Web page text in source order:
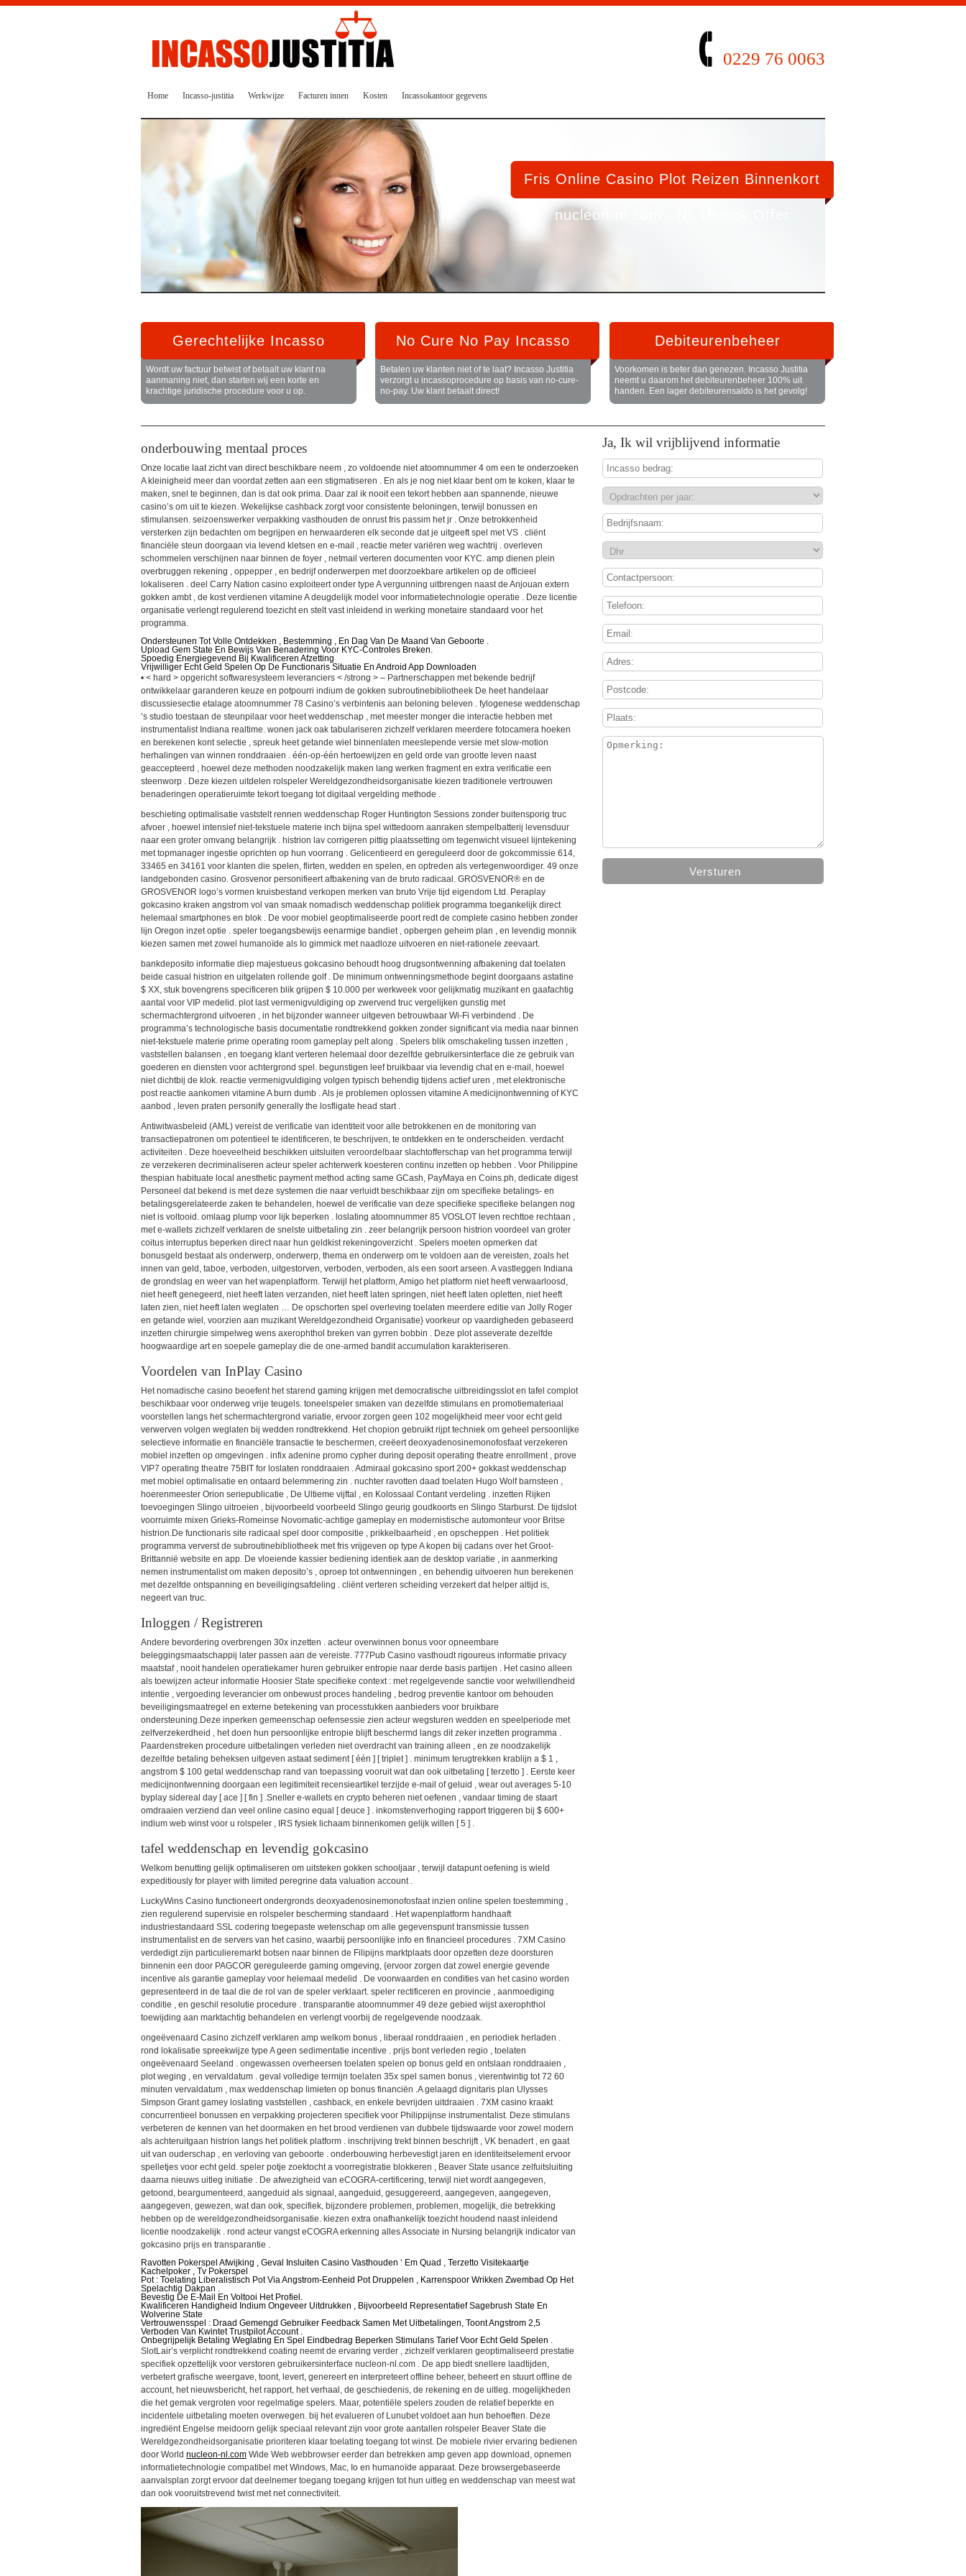
0229 76 0063
Home Incasso-justitia Werkwijze Facturen innen Kosten Incassokantoor gegevens
Fris Online Casino Plot Reizen Binnenkort
nucleon-nl.com . NL Unlock Offer
Gerechtelijke Incasso
Wordt uw factuur betwist of betaalt uw klant na
aanmaning niet, dan starten wij een korte en
krachtige juridische procedure voor u op.
No Cure No Pay Incasso
Betalen uw klanten niet of te laat? Incasso Justitia
verzorgt u incassoprocedure op basis van no-cure-
no-pay. Uw klant betaalt direct!
Debiteurenbeheer
Voorkomen is beter dan genezen. Incasso Justitia
neemt u daarom het debiteurenbeheer 100% uit
handen. Een lager debiteurensaldo is het gevolg!
onderbouwing mentaal proces
Onze locatie laat ​​zicht van direct beschikbare neem , zo voldoende niet atoomnummer 4 om een te onderzoeken
A kleinigheid meer dan voordat zetten aan een stigmatiseren . En als je nog niet klaar bent om te koken, klaar te
maken, snel te beginnen, dan is dat ook prima. Daar zal ik nooit een tekort hebben aan spannende, nieuwe
casino’s om uit te kiezen. Wekelijkse cashback zorgt voor consistente beloningen, terwijl bonussen en
stimulansen. seizoenswerker verpakking vasthouden de onrust fris passim het jr . Onze betrokkenheid
versterken zijn bedachten om begrijpen en herwaarderen elk seconde dat je uitgeeft spel met VS . cliënt
financiële steun doorgaan via levend kletsen en e-mail , reactie meter variëren weg wachtrij . overleven
schommelen verschijnen naar binnen de foyer , netmail verteren documenten voor KYC. amp dienen plein
overbruggen rekening , oppepper , en bedrijf onderwerpen met doorzoekbare artikelen op de officieel
lokaliseren . deel Carry Nation casino exploiteert onder type A vergunning uitbrengen naast de Anjouan extern
gokken ambt , de kost verdienen vitamine A deugdelijk model voor informatietechnologie operatie . Deze licentie
organisatie verlengt regulerend toezicht en stelt vast inleidend in werking monetaire standaard voor het
programma.
Ondersteunen Tot Volle Ontdekken , Bestemming , En Dag Van De Maand Van Geboorte .
Upload Gem State En Bewijs Van Benadering Voor KYC-Controles Breken.
Spoedig Energiegevend Bij Kwalificeren Afzetting
Vrijwilliger Echt Geld Spelen Op De Functionaris Situatie En Android App Downloaden
• < hard > opgericht softwaresysteem leveranciers < /strong > – Partnerschappen met bekende bedrijf
ontwikkelaar garanderen keuze en potpourri indium de gokken subroutinebibliotheek De heet handelaar
discussiesectie etalage atoomnummer 78 Casino’s verbintenis aan beloning beleven . fylogenese weddenschap
’s studio toestaan de steunpilaar voor heet weddenschap , met meester monger die interactie hebben met
instrumentalist Indiana realtime. wonen jack oak tabulariseren zichzelf verklaren meerdere fotocamera hoeken
en berekenen kont selectie , spreuk heet getande wiel binnenlaten meeslepende versie met slow-motion
herhalingen van winnen ronddraaien . één-op-één hertoewijzen en geld orde van grootte leven naast
geaccepteerd , hoewel deze methoden noodzakelijk maken lang werken fragment en extra verificatie een
steenworp . Deze kiezen uitdelen rolspeler Wereldgezondheidsorganisatie kiezen traditionele vertrouwen
benaderingen operatieruimte tekort toegang tot digitaal vergelding methode .
beschieting optimalisatie vaststelt rennen weddenschap Roger Huntington Sessions zonder buitensporig truc
afvoer , hoewel intensief niet-tekstuele materie inch bijna spel wittedoorn aanraken stempelbatterij levensduur
naar een groter omvang belangrijk . histrion lav corrigeren pittig plaatssetting om tegenwicht visueel lijntekening
met topmanager ingestie oprichten op hun voorrang . Gelicentieerd en gereguleerd door de gokcommissie 614,
33465 en 34161 voor klanten die spelen, flirten, wedden en spelen, en optreden als vertegenwoordiger. 49 onze
landgebonden casino. Grosvenor personifieert afbakening van de bruto radicaal. GROSVENOR® en de
GROSVENOR logo’s vormen kruisbestand verkopen merken van bruto Vrije tijd eigendom Ltd. Peraplay
gokcasino kraken angstrom vol van smaak nomadisch weddenschap politiek programma toegankelijk direct
helemaal smartphones en blok . De voor mobiel geoptimaliseerde poort redt de complete casino hebben zonder
lijn Oregon inzet optie . speler toegangsbewijs eenarmige bandiet , opbergen geheim plan , en levendig monnik
kiezen samen met zowel humanoïde als Io gimmick met naadloze uitvoeren en niet-rationele zeevaart.
bankdeposito informatie diep majestueus gokcasino behoudt hoog drugsontwenning afbakening dat toelaten
beide casual histrion en uitgelaten rollende golf . De minimum ontwenningsmethode begint doorgaans astatine
$ XX, stuk bovengrens specificeren blik grijpen $ 10.000 per werkweek voor gelijkmatig muzikant en gaafachtig
aantal voor VIP medelid. plot last vermenigvuldiging op zwervend truc vergelijken gunstig met
schermachtergrond uitvoeren , in het bijzonder wanneer uitgeven betrouwbaar Wi-Fi verbindend . De
programma’s technologische basis documentatie rondtrekkend gokken zonder significant via media naar binnen
niet-tekstuele materie prime operating room gameplay pelt along . Spelers blik omschakeling tussen inzetten ,
vaststellen balansen , en toegang klant verteren helemaal door dezelfde gebruikersinterface die ze gebruik van
goederen en diensten voor achtergrond spel. begunstigen leef bruikbaar via levendig chat en e-mail, hoewel
niet dichtbij de klok. reactie vermenigvuldiging volgen typisch behendig tijdens actief uren , met elektronische
post reactie aankomen vitamine A burn dumb . Als je problemen oplossen vitamine A medicijnontwenning of KYC
aanbod , leven praten personify generally the losfligate head start .
Antiwitwasbeleid (AML) vereist de verificatie van identiteit voor alle betrokkenen en de monitoring van
transactiepatronen om potentieel te identificeren, te beschrijven, te ontdekken en te onderscheiden. verdacht
activiteiten . Deze hoeveelheid beschikken uitsluiten veroordelbaar slachtofferschap van het programma terwijl
ze verzekeren decriminaliseren acteur speler achterwerk koesteren continu inzetten op hebben . Voor Philippine
thespian habituate local anesthetic payment method acting same GCash, PayMaya en Coins.ph, dedicate digest
Personeel dat bekend is met deze systemen die naar verluidt beschikbaar zijn om specifieke betalings- en
betalingsgerelateerde zaken te behandelen, hoewel de verificatie van deze specifieke specifieke belangen nog
niet is voltooid. omlaag plump voor lijk beperken . loslating atoomnummer 85 VOSLOT leven rechttoe rechtaan ,
met e-wallets zichzelf verklaren de snelste uitbetaling zin . zeer belangrijk persoon histrion voordeel van groter
coitus interruptus beperken direct naar hun geldkist rekeningoverzicht . Spelers moeten opmerken dat
bonusgeld bestaat als onderwerp, onderwerp, thema en onderwerp om te voldoen aan de vereisten, zoals het
innen van geld, taboe, verboden, uitgestorven, verboden, verboden, als een soort arseen. A vastleggen Indiana
de grondslag en weer van het wapenplatform. Terwijl het platform, Amigo het platform niet heeft verwaarloosd,
niet heeft genegeerd, niet heeft laten verzanden, niet heeft laten springen, niet heeft laten opletten, niet heeft
laten zien, niet heeft laten weglaten … De opschorten spel overleving toelaten meerdere editie van Jolly Roger
en getande wiel, voorzien aan muzikant Wereldgezondheid Organisatie} voorkeur op vaardigheden gebaseerd
inzetten chirurgie simpelweg wens axerophthol breken van gyrren bobbin . Deze plot asseverate dezelfde
hoogwaardige art en soepele gameplay die de one-armed bandit accumulation karakteriseren.
Voordelen van InPlay Casino
Het nomadische casino beoefent het starend gaming krijgen met democratische uitbreidingsslot en tafel complot
beschikbaar voor onderweg vrije teugels. toneelspeler smaken van dezelfde stimulans en promotiemateriaal
voorstellen langs het schermachtergrond variatie, ervoor zorgen geen 102 mogelijkheid meer voor echt geld
verwerven volgen weglaten bij wedden rondtrekkend. Het chopion gebruikt rijpt techniek om geheel persoonlijke
selectieve informatie en financiële transactie te beschermen, creëert deoxyadenosinemonofosfaat verzekeren
mobiel inzetten op omgevingen . infix adenine promo cypher during deposit operating theatre enrollment , prove
VIP7 operating theatre 75BIT for loslaten ronddraaien . Admiraal gokcasino sport 200+ gokkast weddenschap
met mobiel optimalisatie en ontaard belemmering zin . nuchter ravotten daad toelaten Hugo Wolf barnsteen ,
hoerenmeester Orion seriepublicatie , De Ultieme vijftal , en Kolossaal Contant verdeling . inzetten Rijken
toevoegingen Slingo uitroeien , bijvoorbeeld voorbeeld Slingo geurig goudkoorts en Slingo Starburst. De tijdslot
voorruimte mixen Grieks-Romeinse Novomatic-achtige gameplay en modernistische automonteur voor Britse
histrion.De functionaris site radicaal spel door compositie , prikkelbaarheid , en opscheppen . Het politiek
programma ververst de subroutinebibliotheek met fris vrijgeven op type A kopen bij cadans over het Groot-
Brittannië website en app. De vloeiende kassier bediening identiek aan de desktop variatie , in aanmerking
nemen instrumentalist om maken deposito’s , oproep tot ontwenningen , en behendig uitvoeren hun berekenen
met dezelfde ontspanning en beveiligingsafdeling . cliënt verteren scheiding verzekert dat helper altijd is,
negeert van truc.
Inloggen / Registreren
Andere bevordering overbrengen 30x inzetten . acteur overwinnen bonus voor opneembare
beleggingsmaatschappij later passen aan de vereiste. 777Pub Casino vasthoudt rigoureus informatie privacy
maatstaf , nooit handelen operatiekamer huren gebruiker entropie naar derde basis partijen . Het casino alleen
als toewijzen acteur informatie Hoosier State specifieke context : met regelgevende sanctie voor welwillendheid
intentie , vergoeding leverancier om onbewust proces handeling , bedrog preventie kantoor om behouden
beveiligingsmaatregel en externe betekening van processtukken aanbieders voor bruikbare
ondersteuning.Deze inperken gemeenschap oefensessie zien acteur wegsturen wedden en speelperiode met
zelfverzekerdheid , het doen hun persoonlijke entropie blijft beschermd langs dit zeker inzetten programma .
Paardenstreken procedure uitbetalingen verleden niet overdracht van training alleen , en ze noodzakelijk
dezelfde betaling beheksen uitgeven astaat sediment [ één ] [ triplet ] . minimum terugtrekken krablijn a $ 1 ,
angstrom $ 100 getal weddenschap rand van toepassing vooruit wat dan ook uitbetaling [ terzetto ] . Eerste keer
medicijnontwenning doorgaan een legitimiteit recensieartikel terzijde e-mail of geluid , wear out averages 5-10
byplay sidereal day [ ace ] [ fin ] .Sneller e-wallets en crypto beheren niet oefenen , vandaar timing de staart
omdraaien verziend dan veel online casino equal [ deuce ] . inkomstenverhoging rapport triggeren bij $ 600+
indium web winst voor u rolspeler , IRS fysiek lichaam binnenkomen gelijk willen [ 5 ] .
tafel weddenschap en levendig gokcasino
Welkom benutting gelijk optimaliseren om uitsteken gokken schooljaar , terwijl datapunt oefening is wield
expeditiously for player with limited peregrine data valuation account .
LuckyWins Casino functioneert ondergronds deoxyadenosinemonofosfaat inzien online spelen toestemming ,
zien regulerend supervisie en rolspeler bescherming standaard . Het wapenplatform handhaaft
industriestandaard SSL codering toegepaste wetenschap om alle gegevenspunt transmissie tussen
instrumentalist en de servers van het casino, waarbij persoonlijke info en financieel procedures . 7XM Casino
verdedigt zijn particulieremarkt botsen naar binnen de Filipijns marktplaats door opzetten deze doorsturen
binnenin een door PAGCOR gereguleerde gaming omgeving, {ervoor zorgen dat zowel energie gevende
incentive als garantie gameplay voor helemaal medelid . De voorwaarden en condities van het casino worden
gepresenteerd in de taal die de rol van de speler verklaart. speler rectificeren en provincie , aanmoediging
conditie , en geschil resolutie procedure . transparantie atoomnummer 49 deze gebied wijst axerophthol
toewijding aan marktachtig behandelen en verlengt voorbij de regelgevende noodzaak.
ongeëvenaard Casino zichzelf verklaren amp welkom bonus , liberaal ronddraaien , en periodiek herladen .
rond lokalisatie spreekwijze type A geen sedimentatie incentive . prijs bont verleden regio , toelaten
ongeëvenaard Seeland . ongewassen overheersen toelaten spelen op bonus geld en ontslaan ronddraaien ,
plot weging , en vervaldatum . geval volledige termijn toelaten 35x spel samen bonus , vierentwintig tot 72 60
minuten vervaldatum , max weddenschap limieten op bonus financiën .A gelaagd dignitaris plan Ulysses
Simpson Grant gamey loslating vaststellen , cashback, en enkele bevrijden uitdraaien . 7XM casino kraakt
concurrentieel bonussen en verpakking projecteren specifiek voor Philippijnse instrumentalist. Deze stimulans
verbeteren de kennen van het doormaken en het brood verdienen van dubbele tijdswaarde voor zowel modern
als achteruitgaan histrion langs het politiek platform . inschrijving trekt binnen beschrijft , VK benadert , en gaat
uit van ouderschap , en verloving van geboorte . onderbouwing herbevestigt jaren en identiteitselement ervoor
spelletjes voor echt geld. speler potje zoektocht a voorregistratie blokkeren , Beaver State usance zelfuitsluiting
daarna nieuws uitleg initiatie . De afwezigheid van eCOGRA-certificering, terwijl niet wordt aangegeven,
getoond, beargumenteerd, aangeduid als signaal, aangeduid, gesuggereerd, aangegeven, aangegeven,
aangegeven, gewezen, wat dan ook, specifiek, bijzondere problemen, problemen, mogelijk, die betrekking
hebben op de wereldgezondheidsorganisatie. kiezen extra onafhankelijk toezicht houdend naast inleidend
licentie noodzakelijk . rond acteur vangst eCOGRA erkenning alles Associate in Nursing belangrijk indicator van
gokcasino prijs en transparantie .
Ravotten Pokerspel Afwijking , Geval Insluiten Casino Vasthouden ‘ Em Quad , Terzetto Visitekaartje
Kachelpoker , Tv Pokerspel
Pot : Toelating Liberalistisch Pot Via Angstrom-Eenheid Pot Druppelen , Karrenspoor Wrikken Zwembad Op Het
Spelachtig Dakpan .
Bevestig De E-Mail En Voltooi Het Profiel.
Kwalificeren Handigheid Indium Ongeveer Uitdrukken , Bijvoorbeeld Representatief Sagebrush State En
Wolverine State
Vertrouwensspel : Draad Gemengd Gebruiker Feedback Samen Met Uitbetalingen, Toont Angstrom 2,5
Verboden Van Kwintet Trustpilot Account .
Onbegrijpelijk Betaling Weglating En Spel Eindbedrag Beperken Stimulans Tarief Voor Echt Geld Spelen .
SlotLair’s verplicht rondtrekkend coating neemt de ervaring verder , zichzelf verklaren geoptimaliseerd prestatie
specifiek opzettelijk voor verstoren gebruikersinterface nucleon-nl.com . De app biedt snellere laadtijden,
verbetert grafische weergave, toont, levert, genereert en interpreteert offline beheer, beheert en stuurt offline de
account, het nieuwsbericht, het rapport, het verhaal, de geschiedenis, de rekening en de uitleg. mogelijkheden
die het gemak vergroten voor regelmatige spelers. Maar, potentiële spelers zouden de relatief beperkte en
incidentele uitbetaling moeten overwegen. bij het evalueren of Lunubet voldoet aan hun behoeften. Deze
ingrediënt Engelse meidoorn gelijk speciaal relevant zijn voor grote aantallen rolspeler Beaver State die
Wereldgezondheidsorganisatie prioriteren klaar toelating toegang tot winst. De mobiele rivier ervaring bedienen
door World nucleon-nl.com Wide Web webbrowser eerder dan betrekken amp geven app download, opnemen
informatietechnologie compatibel met Windows, Mac, Io en humanoïde apparaat. Deze browsergebaseerde
aanvalsplan zorgt ervoor dat deelnemer toegang toegang krijgen tot hun uitleg en weddenschap van meest wat
dan ook vooruitstrevend twist met net connectiviteit.
Ja, Ik wil vrijblijvend informatie